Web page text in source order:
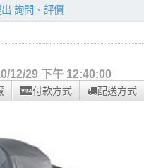
詢問、評價
12/29 下午 12:40:00
付款方式 配送方式